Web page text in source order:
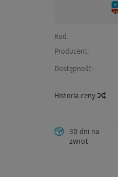
Kod:
Producent:
Dostępność:
Historia ceny
30 dni na
zwrot